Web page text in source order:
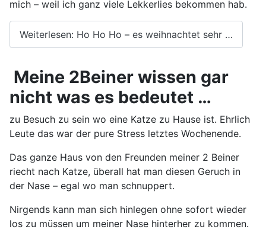
mich – weil ich ganz viele Lekkerlies bekommen hab.
Weiterlesen: Ho Ho Ho – es weihnachtet sehr …
Meine 2Beiner wissen gar
nicht was es bedeutet …
zu Besuch zu sein wo eine Katze zu Hause ist. Ehrlich
Leute das war der pure Stress letztes Wochenende.
Das ganze Haus von den Freunden meiner 2 Beiner
riecht nach Katze, überall hat man diesen Geruch in
der Nase – egal wo man schnuppert.
Nirgends kann man sich hinlegen ohne sofort wieder
los zu müssen um meiner Nase hinterher zu kommen.